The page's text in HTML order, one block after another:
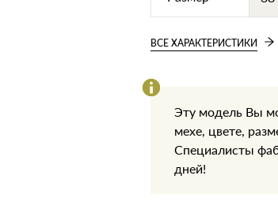
ВСЕ ХАРАКТЕРИСТИКИ
Эту модель Вы
мехе, цвете,
Специалисты
дней!